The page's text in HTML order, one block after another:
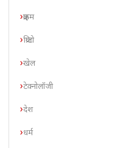
क्राइम
क्रिप्टो
खेल
टेक्नोलॉजी
देश
धर्म